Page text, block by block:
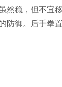
稳，但不宜
御。后手拳